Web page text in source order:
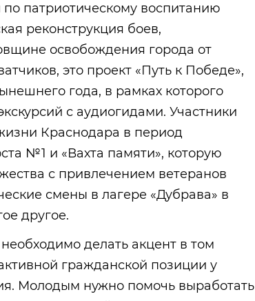
патриотическому воспитанию
реконструкция боев,
освобождения города от
это проект «Путь к Победе»,
года, в рамках которого
с аудиогидами. Участники
Краснодара в период
№1 и «Вахта памяти», которую
с привлечением ветеранов
смены в лагере «Дубрава» в
другое.
делать акцент в том
гражданской позиции у
Молодым нужно помочь выработать